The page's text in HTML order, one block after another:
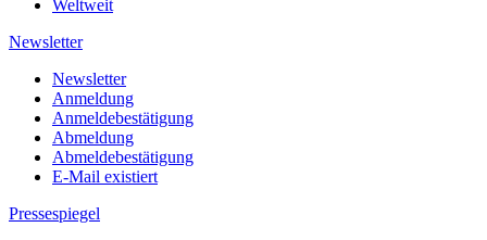
Weltweit
Newsletter
Newsletter
Anmeldung
Anmeldebestätigung
Abmeldung
Abmeldebestätigung
E-Mail existiert
Pressespiegel